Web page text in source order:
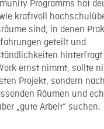
Programms hat
kraftvoll
sind, in denen
geteilt und
hinterfragt
ernst nimmt, sollte
Projekt, sondern
Räumen und
„gute Arbeit“ suchen.